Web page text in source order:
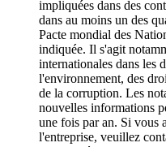
impliquées dans des
dans au moins un des
Pacte mondial des
indiquée. Il s'agit
internationales dans les
l'environnement, des
de la corruption. Les
nouvelles informations
une fois par an. Si vous
l'entreprise, veuillez